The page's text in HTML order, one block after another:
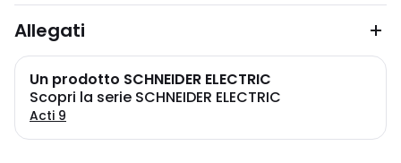
Allegati
Un prodotto SCHNEIDER ELECTRIC
Scopri la serie SCHNEIDER ELECTRIC
Acti 9